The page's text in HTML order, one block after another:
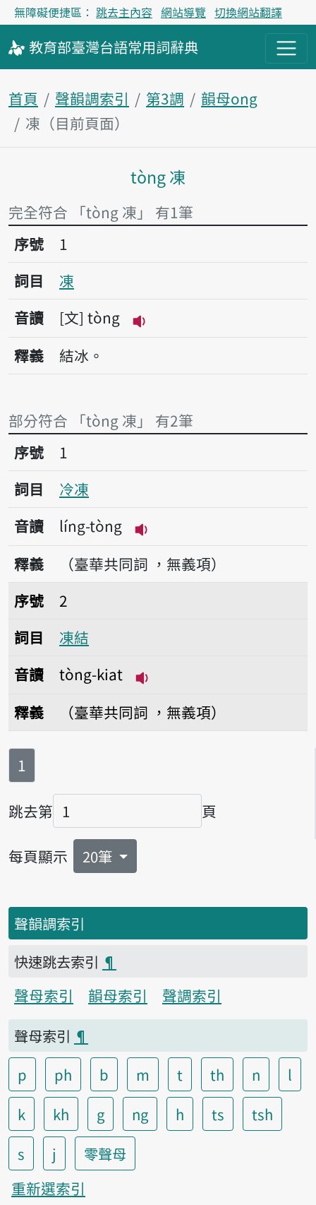
無障礙便捷區： 跳去主內容 網站導覽 切換網站翻譯
教育部臺灣台語常用詞辭典
首頁 聲韻調索引 第3調
韻母ong
凍（目前頁面）
主內容區塊
tòng 凍
完全符合 「tòng 凍」 有1筆
序號1凍
序號
1
詞目
凍
音讀
文 tòng
播放音讀tòng
釋義 結冰。
部分符合 「tòng 凍」 有2筆
序號1冷凍
序號
1
詞目
冷凍
音讀
líng-tòng
播放音讀líng-tòng
釋義
（臺華共同詞 ，無義項）
序號2凍結
序號
2
詞目
凍結
音讀
tòng-kiat
釋義 （臺華共同詞 ，無義項）
第
1
跳去第
頁碼
頁
每頁顯示 20筆
聲韻調索引
快速跳去索引 ¶
聲母索引
韻母索引
聲調索引
聲母索引 ¶
p
ph b m t th n
l
k
kh g ng h ts
tsh
s
j
零聲母
重新選索引